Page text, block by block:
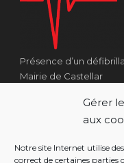
Gérer
aux
Notre site Internet utilise
correct de certaines parties
Présence d’un
Mairie de Castellar
Côté Escalier Rue Sarrail
06500 Castellar